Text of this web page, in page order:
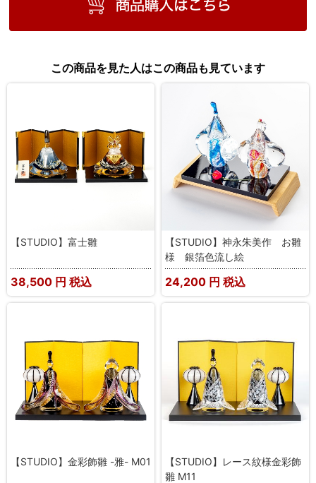
この商品を見た人はこの商品も見ています
【STUDIO】富士雛
38,500 円 税込
【STUDIO】神永朱美作 お雛
様 銀箔色流し絵
24,200 円 税込
【STUDIO】金彩飾雛 -雅- M01
【STUDIO】レース紋様金彩飾
雛 M11